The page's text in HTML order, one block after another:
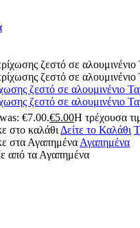
ζεστό σε αλουμινένιο
ζεστό σε αλουμινένιο
€7.00.€5.00Η τρέχουσα
στο καλάθι Δείτε το Καλάθι
στα Αγαπημένα Αγαπημένα
από τα Αγαπημένα